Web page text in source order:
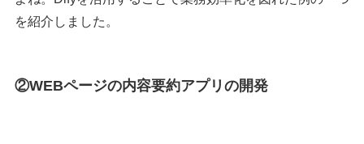
を紹介しました。
②WEBページの内容要約アプリの開発